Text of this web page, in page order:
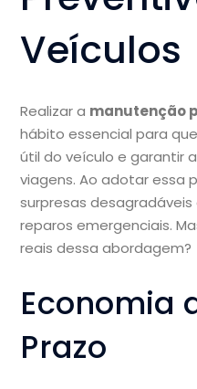
Veículos
Realizar a manutenção
hábito essencial para
útil do veículo e garantir
viagens. Ao adotar essa
surpresas
reparos emergenciais.
reais dessa abordagem?
Economia
Prazo